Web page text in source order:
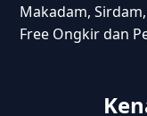
Makadam,
Free Ongkir dan